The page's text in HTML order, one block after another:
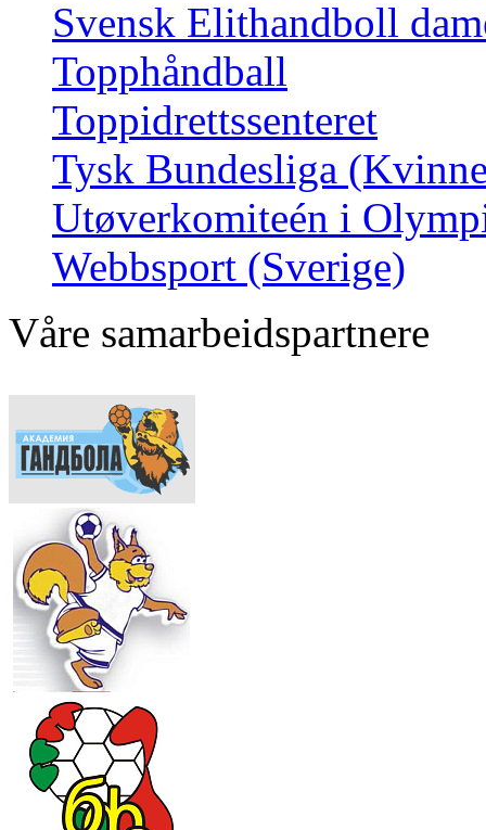
Svensk Elithandboll
Topphåndball
Toppidrettssenteret
Tysk Bundesliga
Utøverkomiteén i
Webbsport (Sverige)
Våre samarbeidspartnere